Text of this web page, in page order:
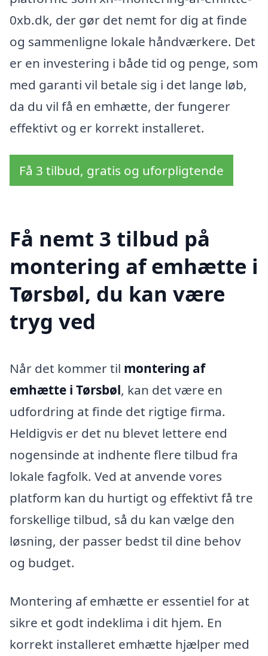
0xb.dk, der gør det nemt for dig at finde
og sammenligne lokale håndværkere. Det
er en investering i både tid og penge, som
med garanti vil betale sig i det lange løb,
da du vil få en emhætte, der fungerer
effektivt og er korrekt installeret.
Få 3 tilbud, gratis og uforpligtende
Få nemt 3 tilbud på
montering af emhætte i
Tørsbøl, du kan være
tryg ved
Når det kommer til montering af
emhætte i Tørsbøl, kan det være en
udfordring at finde det rigtige firma.
Heldigvis er det nu blevet lettere end
nogensinde at indhente flere tilbud fra
lokale fagfolk. Ved at anvende vores
platform kan du hurtigt og effektivt få tre
forskellige tilbud, så du kan vælge den
løsning, der passer bedst til dine behov
og budget.
Montering af emhætte er essentiel for at
sikre et godt indeklima i dit hjem. En
korrekt installeret emhætte hjælper med